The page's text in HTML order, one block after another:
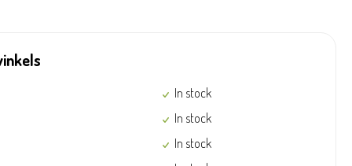
In stock
In stock
In stock